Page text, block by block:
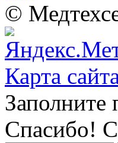
©
Карта
Заполните
Спасибо!